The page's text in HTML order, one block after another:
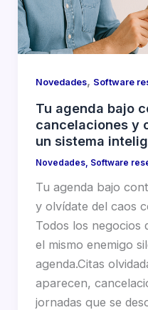
Novedades, Software
Tu agenda bajo
cancelaciones y
un sistema
Novedades, Software
Tu agenda bajo
y olvídate del caos
Todos los negocios
el mismo enemigo
agenda.Citas
aparecen,
jornadas que se